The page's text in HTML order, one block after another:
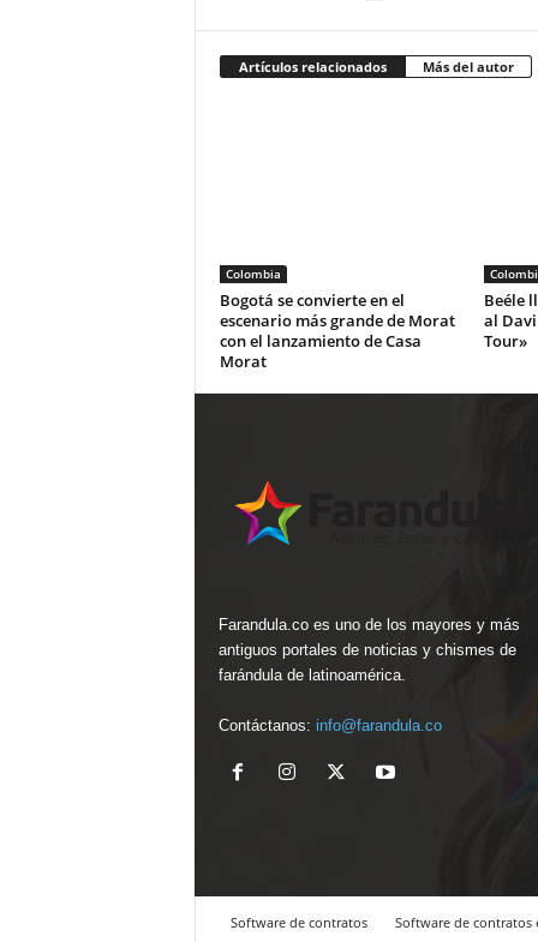
Artículos relacionados Más del autor
Colombia
Bogotá se convierte en el
escenario más grande de Morat
con el lanzamiento de Casa
Morat
Beéle
al
Tour»
Farandula.co es uno de los mayores y más
antiguos portales de noticias y chismes de
farándula de latinoamérica.
Contáctanos: info@farandula.co
Software de contratos Software de contratos